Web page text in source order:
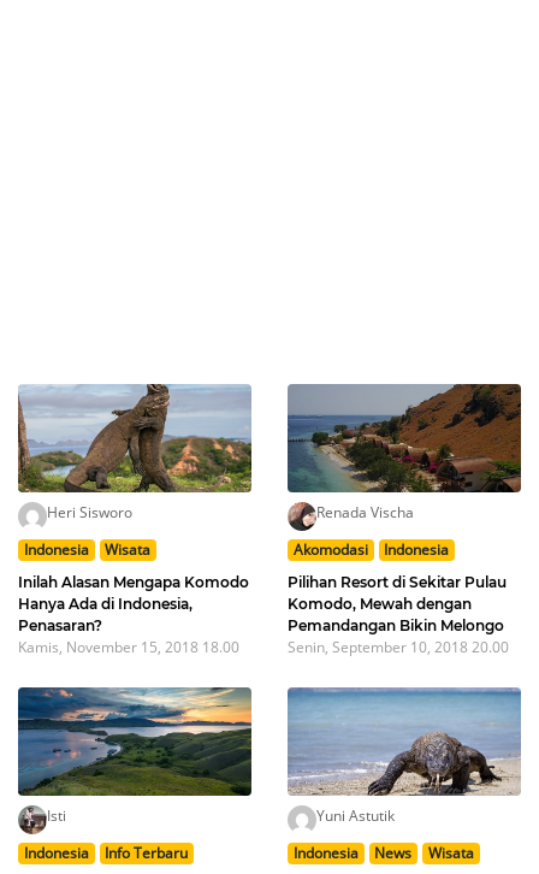
Heri Sisworo
Indonesia
Wisata
Inilah Alasan Mengapa Komodo
Hanya Ada di Indonesia,
Penasaran?
Kamis, November 15, 2018 18.00
Renada Vischa
Akomodasi
Indonesia
Pilihan Resort di Sekitar Pulau
Komodo, Mewah dengan
Pemandangan Bikin Melongo
Senin, September 10, 2018 20.00
Isti
Indonesia
Info Terbaru
Yuni Astutik
Indonesia
News Wisata